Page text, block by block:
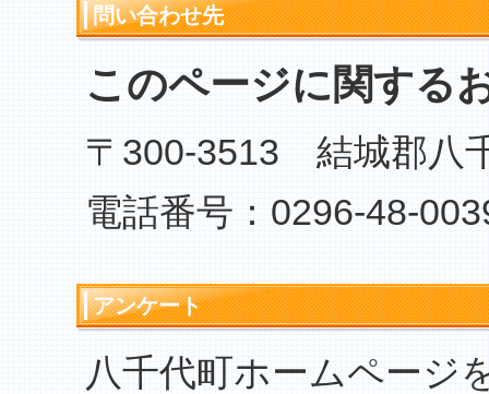
問い合わせ先
このページに関する
〒300-3513 結城郡八
電話番号：0296-48-
アンケート
八千代町ホームページ